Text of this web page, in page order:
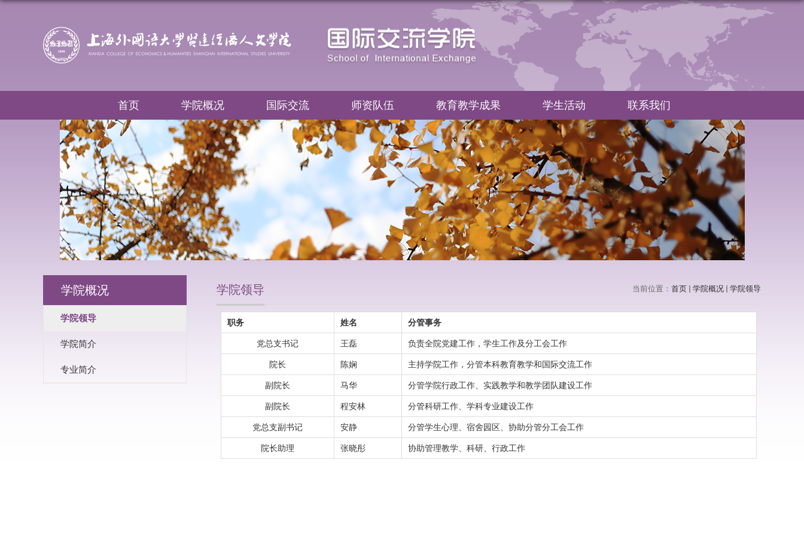
首页 学院概况 国际交流 师资队伍 教育教学成果 学生活动 联系我们
学院概况
学院领导
学院简介
专业简介
当前位置： 首页 学院概况 学院领导
学院领导
职务 姓名 分管事务
党总支书记 王磊 负责全院党建工作，学生工作及分工会工作
院长 陈娴 主持学院工作，分管本科教育教学和国际交流工作
副院长 马华 分管学院行政工作、实践教学和教学团队建设工作
副院长 程安林 分管科研工作、学科专业建设工作
党总支副书记 安静 分管学生心理、宿舍园区、协助分管分工会工作
院长助理 张晓彤 协助管理教学、科研、行政工作